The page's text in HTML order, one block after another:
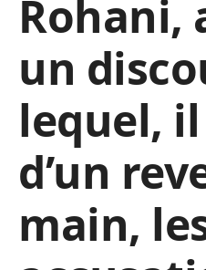
Rohani,
un
lequel,
d’un
main,